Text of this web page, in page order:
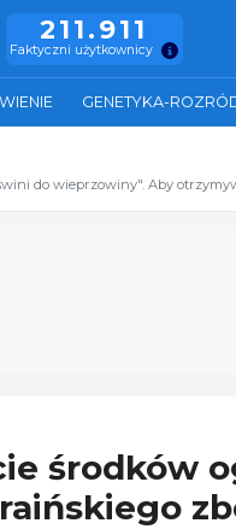
211.911
Faktyczni użytkownicy
GENETYKA-
do wieprzowiny". Aby
środków